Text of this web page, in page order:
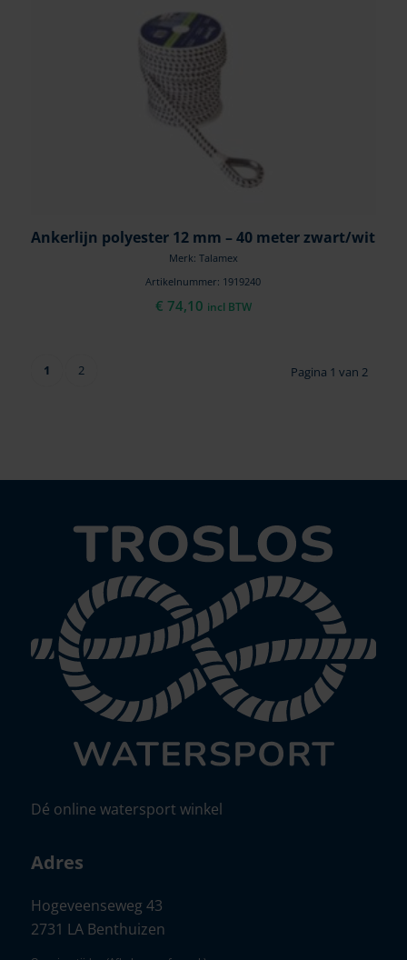
Ankerlijn polyester 12 mm – 40 meter zwart/wit
Merk: Talamex
Artikelnummer: 1919240
€ 74,10 incl BTW
Pagina 1 van 2
1 2
Dé online watersport winkel
Adres
Hogeveenseweg 43
2731 LA Benthuizen